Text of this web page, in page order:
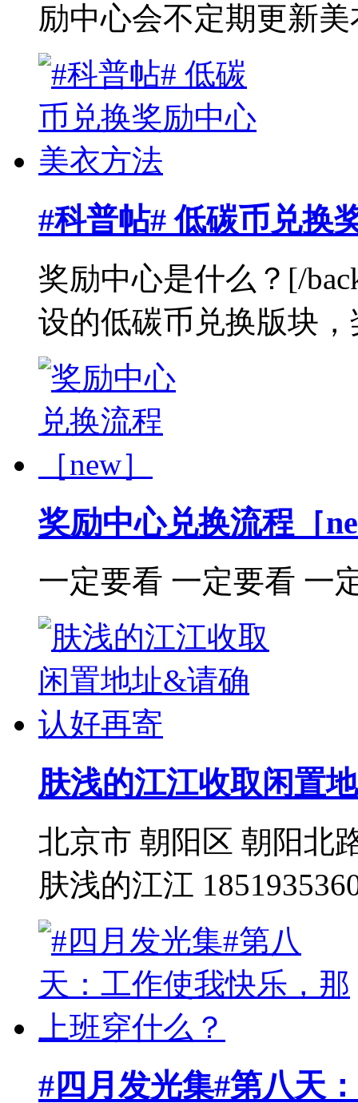
励中心会不定期更新
#科普帖# 低碳币兑换
奖励中心是什么？[/
设的低碳币兑换版块
奖励中心兑换流程［
一定要看 一定要看 一
肤浅的江江收取闲置
北京市 朝阳区 朝阳北
肤浅的江江
#四月发光集#第八天